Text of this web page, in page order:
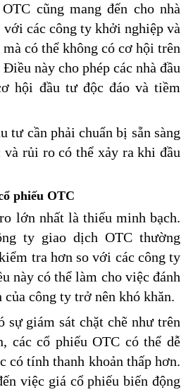
cũng mang đến cho nhà
các công ty khởi nghiệp và
có thể không có cơ hội trên
này cho phép các nhà đầu
hội đầu tư độc đáo và tiềm
tư cần phải chuẩn bị sẵn sàng
và rủi ro có thể xảy ra khi đầu
phiếu OTC
lớn nhất là thiếu minh bạch.
ty giao dịch OTC thường
tra hơn so với các công ty
này có thể làm cho việc đánh
công ty trở nên khó khăn.
sự giám sát chặt chẽ như trên
các cổ phiếu OTC có thể dễ
có tính thanh khoản thấp hơn.
việc giá cổ phiếu biến động